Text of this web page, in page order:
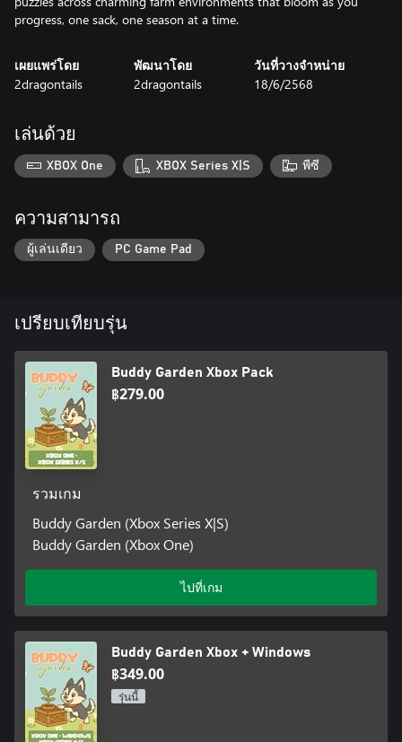
progress, one sack, one season at a time.
เผยแพร่โดย
2dragontails
พัฒนาโดย
2dragontails
วันที่วางจำหน่าย
18/6/2568
เล่นด้วย
XBOX One XBOX Series X|S พีซี
ความสามารถ
ผู้เล่นเดียว PC Game Pad
เปรียบเทียบรุ่น
Buddy Garden Xbox Pack
฿279.00
รวมเกม
Buddy Garden (Xbox Series X|S)
Buddy Garden (Xbox One)
ไปที่เกม
Buddy Garden Xbox + Windows
฿349.00
รุ่นนี้